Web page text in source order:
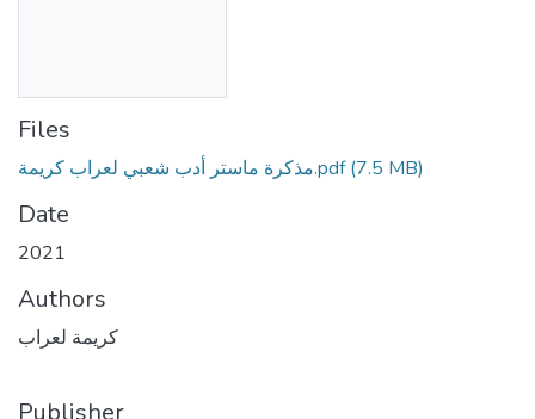
Files
مذكرة ماستر أدب شعبي لعراب كريمة.pdf (7.5 MB)
Date
2021
Authors
كريمة لعراب
Publisher